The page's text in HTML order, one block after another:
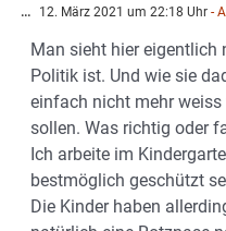
... 12. März 2021 um 22:18 Uhr -
Man sieht hier
Politik ist. Und wie sie
einfach nicht mehr
sollen. Was richtig oder
Ich arbeite im
bestmöglich geschützt
Die Kinder haben